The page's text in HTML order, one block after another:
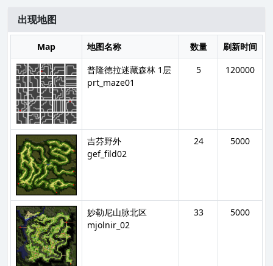
出现地图
Map 地图名称 数量
刷新时间
普隆德拉迷藏森林 1层
prt_maze01
5 120000
吉芬野外
gef_fild02
24 5000
妙勒尼山脉北区
mjolnir_02
33 5000